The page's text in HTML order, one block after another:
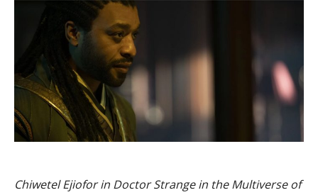
Chiwetel Ejiofor in Doctor Strange in the Multiverse of